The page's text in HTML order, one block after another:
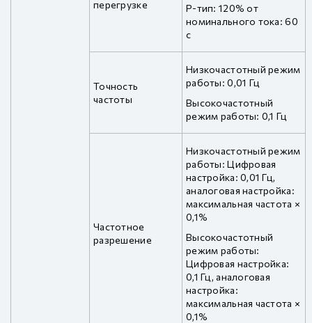
перегрузке
P-тип: 120% от
номинального тока: 60
с
Точность
частоты
Низкочастотный режим
работы: 0,01 Гц
Высокочастотный
режим работы: 0,1 Гц
Частотное
разрешение
Низкочастотный режим
работы: Цифровая
настройка: 0,01 Гц,
аналоговая настройка:
максимальная частота ×
0,1%
Высокочастотный
режим работы:
Цифровая настройка:
0,1 Гц, аналоговая
настройка:
максимальная частота ×
0,1%